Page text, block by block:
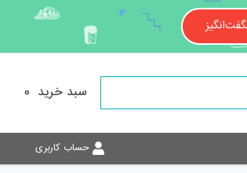
سبد خرید 0
حساب کاربری